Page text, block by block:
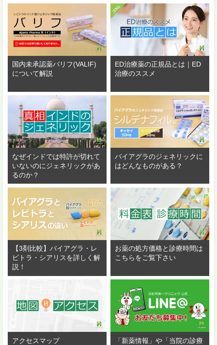
国内未承認薬バリフ(VALIF)
について解説
ED治療薬の正規品とは｜ED
治療のススメ
なぜインドでは特許が切れて
いないのにジェネリックがあ
るのか？
バイアグラのジェネリックに
はどんなものがある？
【3剤比較】バイアグラ・レ
ビトラ・シアリスを詳しく解
説！
お薬の処方価格と診療時間は
こちらをご覧下さい
アクセスマップ
「新薬情報」や「当院の診療